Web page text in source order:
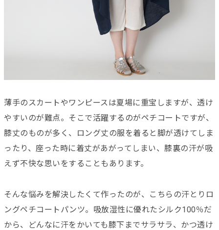
薄手のスカートやワンピースは夏場に重宝しますが、透け
やすいのが難点。そこで活躍するのがペチコートですが、
膝丈のものが多く、ロング丈の服を着ると脚が透けてしま
ったり、座った時に着丈があがってしまい、膝裏の汗が吸
えず不快な思いをすることもあります。
そんな悩みを解決したくて作ったのが、こちらの汗とりロ
ングペチコートパンツ。吸放湿性に優れたシルク100％だ
から、どんなに汗をかいても膝下までサラサラ、かつ透け